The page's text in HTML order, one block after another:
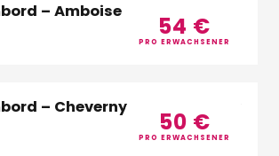
– Amboise – Clos Lucé
54 €
PRO ERWACHSENER
– Cheverny – Chenonceau
50 €
PRO ERWACHSENER